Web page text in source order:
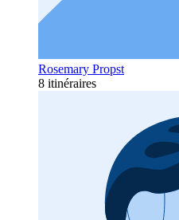
Rosemary Propst
8 itinéraires